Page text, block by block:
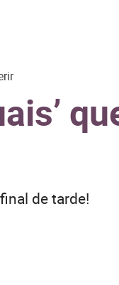
de tarde!